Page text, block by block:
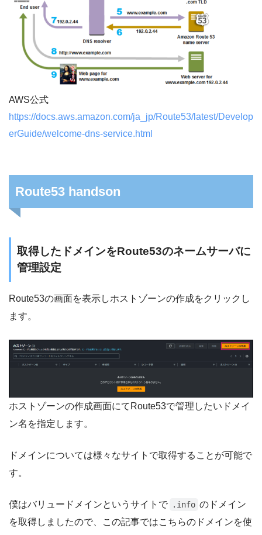
AWS公式
https://docs.aws.amazon.com/ja_jp/Route53/latest/Develop
erGuide/welcome-dns-service.html
Route53 handson
取得したドメインをRoute53のネームサーバに
管理設定
Route53の画面を表示しホストゾーンの作成をクリックし
ます。
ホストゾーンの作成画面にてRoute53で管理したいドメイ
ン名を指定します。
ドメインについては様々なサイトで取得することが可能で
す。
僕はバリュードメインというサイトで .info のドメイン
を取得しましたので、この記事ではこちらのドメインを使